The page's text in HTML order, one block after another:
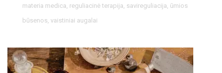
materia medica, reguliacinė terapija, savireguliacija, ūmios
būsenos, vaistiniai augalai